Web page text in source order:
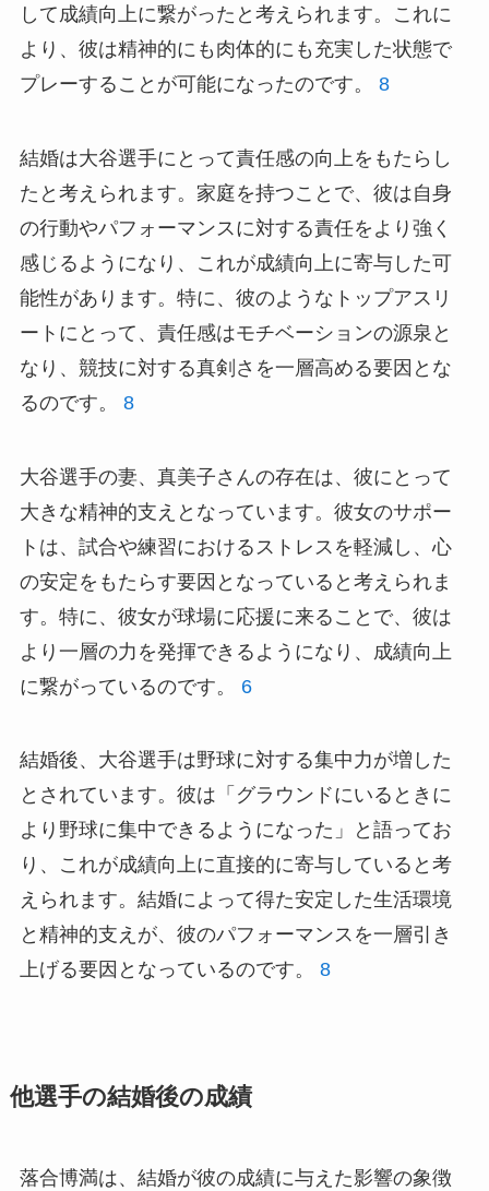
して成績向上に繋がったと考えられます。これに
より、彼は精神的にも肉体的にも充実した状態で
プレーすることが可能になったのです。 8
結婚は大谷選手にとって責任感の向上をもたらし
たと考えられます。家庭を持つことで、彼は自身
の行動やパフォーマンスに対する責任をより強く
感じるようになり、これが成績向上に寄与した可
能性があります。特に、彼のようなトップアスリ
ートにとって、責任感はモチベーションの源泉と
なり、競技に対する真剣さを一層高める要因とな
るのです。 8
大谷選手の妻、真美子さんの存在は、彼にとって
大きな精神的支えとなっています。彼女のサポー
トは、試合や練習におけるストレスを軽減し、心
の安定をもたらす要因となっていると考えられま
す。特に、彼女が球場に応援に来ることで、彼は
より一層の力を発揮できるようになり、成績向上
に繋がっているのです。 6
結婚後、大谷選手は野球に対する集中力が増した
とされています。彼は「グラウンドにいるときに
より野球に集中できるようになった」と語ってお
り、これが成績向上に直接的に寄与していると考
えられます。結婚によって得た安定した生活環境
と精神的支えが、彼のパフォーマンスを一層引き
上げる要因となっているのです。 8
他選手の結婚後の成績
落合博満は、結婚が彼の成績に与えた影響の象徴